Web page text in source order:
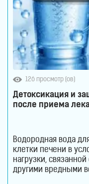
126 просмотр (ов)
Детоксикация и
после приема
Водородная вода
клетки печени в
нагрузки,
другими вредными